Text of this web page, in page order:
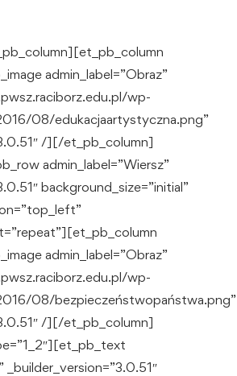
admin_label=”Obraz”
wp-
08/edukacjaartystyczna.png”
/][/et_pb_column]
admin_label=”Wiersz”
background_size=”initial”
admin_label=”Obraz”
wp-
08/bezpieczeństwopaństwa.png”
/][/et_pb_column]
_builder_version=”3.0.51″